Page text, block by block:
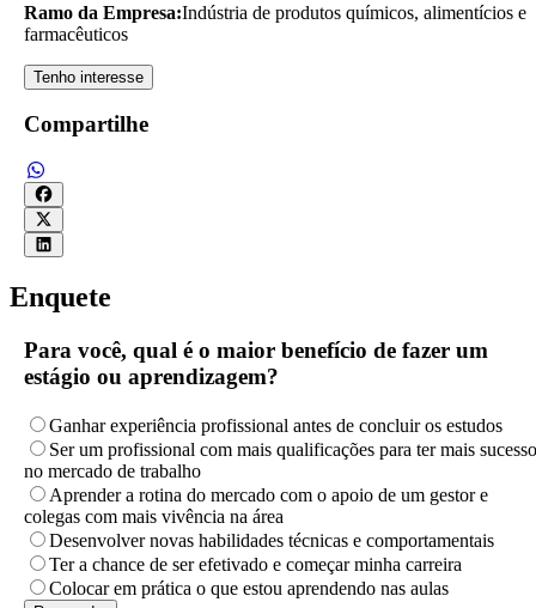
Ramo da Empresa:Indústria de produtos químicos, alimentícios e
farmacêuticos
Tenho interesse
Compartilhe
Enquete
Para você, qual é o maior benefício de fazer um
estágio ou aprendizagem?
Ganhar experiência profissional antes de concluir os estudos
Ser um profissional com mais qualificações para ter mais sucesso
no mercado de trabalho
Aprender a rotina do mercado com o apoio de um gestor e
colegas com mais vivência na área
Desenvolver novas habilidades técnicas e comportamentais
Ter a chance de ser efetivado e começar minha carreira
Colocar em prática o que estou aprendendo nas aulas